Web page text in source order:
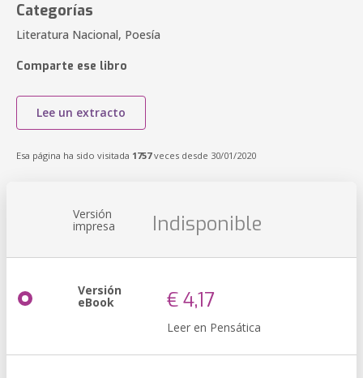
Categorías
Literatura Nacional, Poesía
Comparte ese libro
Lee un extracto
Esa página ha sido visitada 1757veces desde 30/01/2020
Versión
impresa Indisponible
Versión
eBook € 4,17
Leer en Pensática